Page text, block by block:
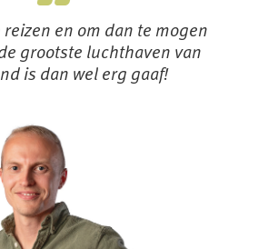
en om dan te mogen
grootste luchthaven van
is dan wel erg gaaf!